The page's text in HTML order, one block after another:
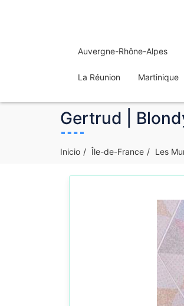
Auvergne-Rhône-Alpes
La Réunion Martinique
Gertrud |
Inicio Île-de-France Les